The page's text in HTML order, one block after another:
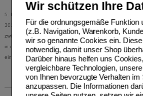
Wir schützen Ihre
Für die ordnungsgemäße Funktion
(z.B. Navigation, Warenkorb,
wir so genannte Cookies ein.
notwendig, damit unser Shop
Darüber hinaus helfen uns
vergleichbare Technologien,
von Ihnen bevorzugte Verhalten im
anzupassen. Die Informationen
5. In-Home-Use Test | Exevia GmbH | Report Consumers
301 Anwender im Alter
zwischen 50 und 75 Jahren, die Probleme mit dem
in den vergangenen 4 Wochen Schlaf- / Beruhigungsmittel
eingenommen haben.